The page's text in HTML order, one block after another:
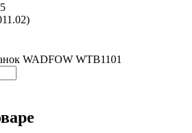
WADFOW WTB1101